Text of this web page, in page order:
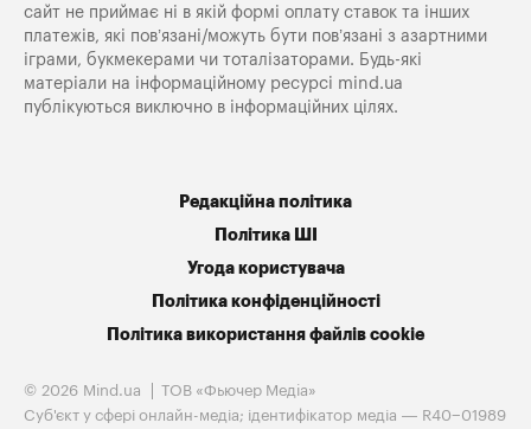
сайт не приймає ні в якій формі оплату ставок та інших
платежів, які пов’язані/можуть бути пов’язані з азартними
іграми, букмекерами чи тоталізаторами. Будь-які
матеріали на інформаційному ресурсі mind.ua
публікуються виключно в інформаційних цілях.
Редакційна політика
Політика ШІ
Угода користувача
Політика конфіденційності
Політика використання файлів cookie
© 2026 Mind.ua
ТОВ «Фьючер Медiа»
Cуб'єкт у сфері онлайн-медіа; ідентифікатор медіа — R40−01989